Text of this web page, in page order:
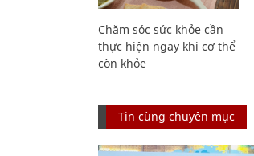
Chăm sóc sức khỏe cần
thực hiện ngay khi cơ thể
còn khỏe
Tin cùng chuyên mục